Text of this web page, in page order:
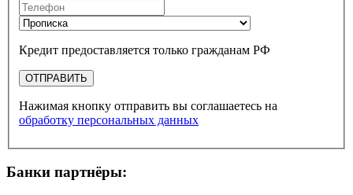
Кредит предоставляется только гражданам РФ
ОТПРАВИТЬ
Нажимая кнопку отправить вы соглашаетесь на
обработку персональных данных
Банки партнёры: